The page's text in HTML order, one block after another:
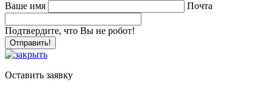
Ваше имя Почта
Подтвердите, что Вы не робот!
Оставить заявку